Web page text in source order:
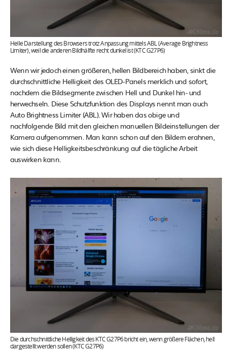
Helle Darstellung des Browsers trotz Anpassung mittels ABL (Average Brightness
Limiter), weil die anderen Bildhälfte recht dunkel ist (KTC G27P6)
Wenn wir jedoch einen größeren, hellen Bildbereich haben, sinkt die
durchschnittliche Helligkeit des OLED-Panels merklich und sofort,
nachdem die Bildsegmente zwischen Hell und Dunkel hin- und
herwechseln. Diese Schutzfunktion des Displays nennt man auch
Auto Brightness Limiter (ABL). Wir haben das obige und
nachfolgende Bild mit den gleichen manuellen Bildeinstellungen der
Kamera aufgenommen. Man kann schon auf den Bildern erahnen,
wie sich diese Helligkeitsbeschränkung auf die tägliche Arbeit
auswirken kann.
Die durchschnittliche Helligkeit des KTC G27P6 bricht ein, wenn größere Flächen, hell
dargestellt werden sollen (KTC G27P6)